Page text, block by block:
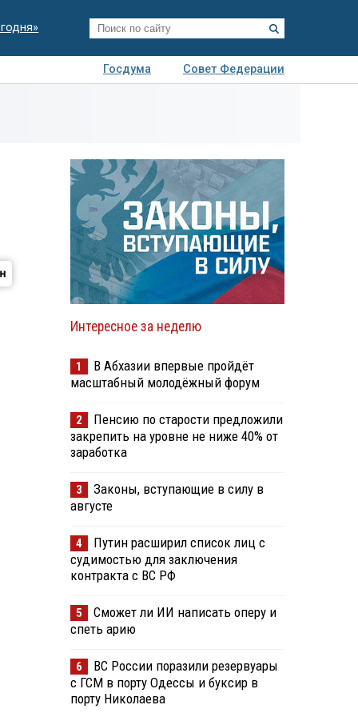
Госдума
Совет Федерации
Интересное за неделю
1
В Абхазии впервые пройдёт
масштабный молодёжный форум
2
Пенсию по старости предложили
закрепить на уровне не ниже 40% от
заработка
3
Законы, вступающие в силу в
августе
4
Путин расширил список лиц с
судимостью для заключения
контракта с ВС РФ
5
Сможет ли ИИ написать оперу и
спеть арию
6
ВС России поразили резервуары
с ГСМ в порту Одессы и буксир в
порту Николаева